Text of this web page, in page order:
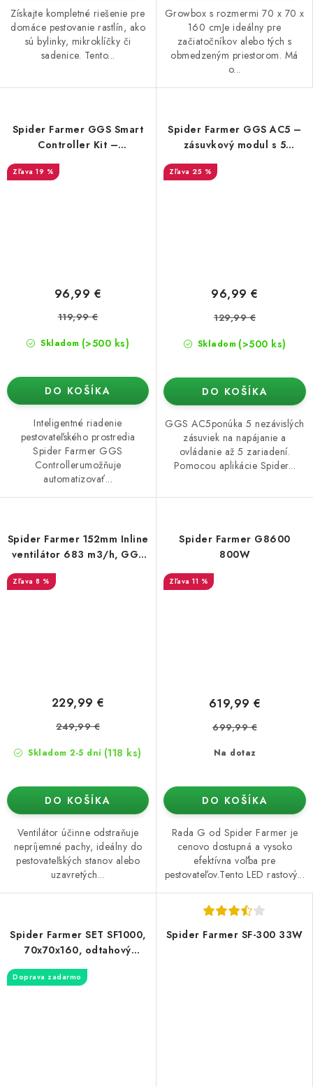
Získajte kompletné riešenie pre
domáce pestovanie rastlín, ako
sú bylinky, mikroklíčky či
sadenice. Tento...
Growbox s rozmermi 70 x 70 x
160 cmJe ideálny pre
začiatočníkov alebo tých s
obmedzeným priestorom. Má
o...
Spider Farmer GGS Smart
Controller Kit –
inteligentný ovládací modul
19 %
Skladom (>500 ks)
96,99 €
119,99 €
DO KOŠÍKA
Inteligentné riadenie
pestovateľského prostredia
Spider Farmer GGS
Controllerumožňuje
automatizovať...
Spider Farmer GGS AC5 –
zásuvkový modul s 5
výstupmi pre pokročilé
riadenie klímy
25 %
Skladom (>500 ks)
96,99 €
129,99 €
DO KOŠÍKA
GGS AC5ponúka 5 nezávislých
zásuviek na napájanie a
ovládanie až 5 zariadení.
Pomocou aplikácie Spider...
Spider Farmer 152mm Inline
ventilátor 683 m3/h, GGS
8 %
Skladom 2-5 dní (118 ks)
229,99 €
249,99 €
DO KOŠÍKA
Ventilátor účinne odstraňuje
nepríjemné pachy, ideálny do
pestovateľských stanov alebo
uzavretých...
Spider Farmer G8600
800W
11 %
Na dotaz
619,99 €
699,99 €
DO KOŠÍKA
Rada G od Spider Farmer je
cenovo dostupná a vysoko
efektívna voľba pre
pestovateľov.Tento LED rastový...
Spider Farmer SET SF1000,
70x70x160, odtahový
ventilátor + filter
Doprava zadarmo
Spider Farmer SF-300 33W